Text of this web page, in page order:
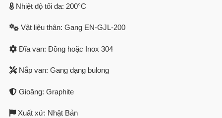
Nhiệt độ tối đa: 200°C
Vật liệu thân: Gang EN-GJL-200
Đĩa van: Đồng hoặc Inox 304
Nắp van: Gang dạng bulong
Gioăng: Graphite
Xuất xứ: Nhật Bản